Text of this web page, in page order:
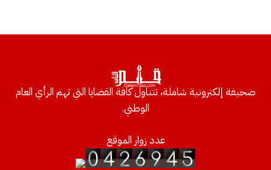
صحيفة إلكترونية شاملة، تتناول كافة القضايا التي تهم الرأي العام
الوطني.
عدد زوار الموقع